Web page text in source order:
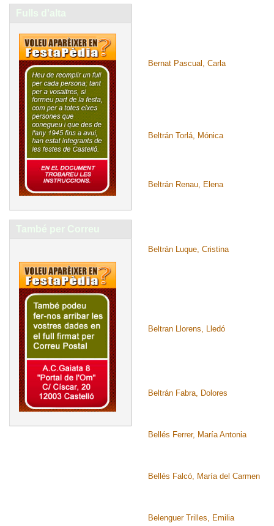
Fulls d'alta
També per Correu
Bernat Pascual, Carla
Beltrán Torlá, Mónica
Beltrán Renau, Elena
Beltrán Luque, Cristina
Beltran Llorens, Lledó
Beltrán Fabra, Dolores
Bellés Ferrer, María Antonia
Bellés Falcó, María del Carmen
Belenguer Trilles, Emilia